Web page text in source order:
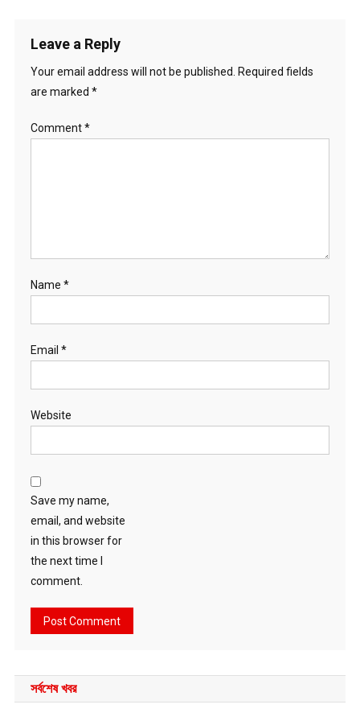
Leave a Reply
Your email address will not be published.
Required fields
are marked *
Comment*
Name *
Email *
Website
Save my name,
email, and website
in this browser for
the next time I
comment.
সর্বশেষ খবর